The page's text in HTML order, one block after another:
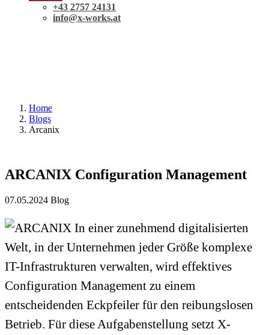
+43 2757 24131
info@x-works.at
Home
Blogs
Arcanix
ARCANIX Configuration Management
07.05.2024 Blog
In einer zunehmend digitalisierten
Welt, in der Unternehmen jeder Größe komplexe
IT-Infrastrukturen verwalten, wird effektives
Configuration Management zu einem
entscheidenden Eckpfeiler für den reibungslosen
Betrieb. Für diese Aufgabenstellung setzt X-